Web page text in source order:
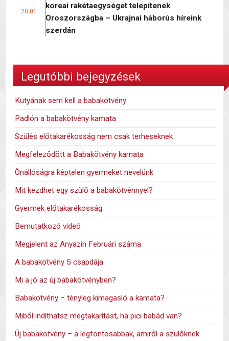
20:01
koreai rakétaegységet telepítenek
Oroszországba – Ukrajnai háborús híreink
szerdán
Legutóbbi bejegyzések
Kutyának sem kell a babakötvény
Padlón a babakötvény kamata
Szülés előtakarékosság nem csak terheseknek
Megfeleződött a Babakötvény kamata
Önállóságra képtelen gyermeket nevelünk
Mit kezdhet egy szülő a babakötvénnyel?
Gyermek előtakarékosság
Bemutatkozó videó
Megjelent az Anyazin Februári száma
A babakötvény 5 csapdája
Mi a jó az új babakötvényben?
Babakötvény – tényleg kimagasló a kamata?
Miből indíthatsz megtakarítást, ha pici babád van?
Új babakötvény – a legfontosabbak, amiről a szülőknek